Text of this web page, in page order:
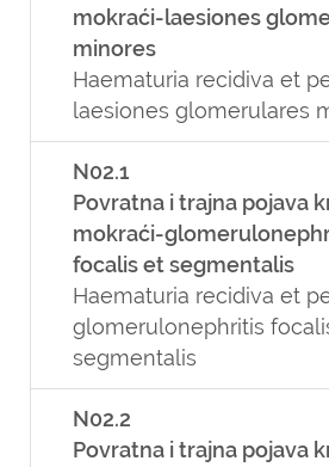
mokraći-laesiones
minores
Haematuria recidiva et
laesiones glomerulares
N02.1
Povratna i trajna pojava
mokraći-
focalis et segmentalis
Haematuria recidiva et
glomerulonephritis
segmentalis
N02.2
Povratna i trajna pojava